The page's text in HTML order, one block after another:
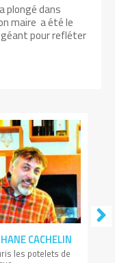
plongé dans
maire a été le
pour refléter
CACHELIN
les potelets de